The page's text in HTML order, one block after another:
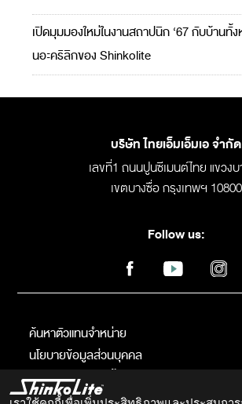
เปิดมุมมองใหม่ในงานสถาปนิก ‘67 กับบ้านทั้
นอะคริลิกของ Shinkolite
บริษัท ไทยเอ็มเอ็มเอ จำกัด
เลขที่1 ถนนปูนซีเมนต์ไทย แขวง
เขตบางซื่อ กรุงเทพฯ 10800
Follow us:
ค้นหาตัวแทนจําหน่าย
นโยบายข้อมูลส่วนบุคคล
นโยบายการใช้คุ้กกี้
ข้อกำหนดการใช้งาน